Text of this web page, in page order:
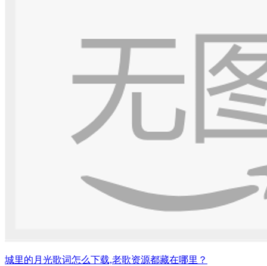
城里的月光歌词怎么下载,老歌资源都藏在哪里？